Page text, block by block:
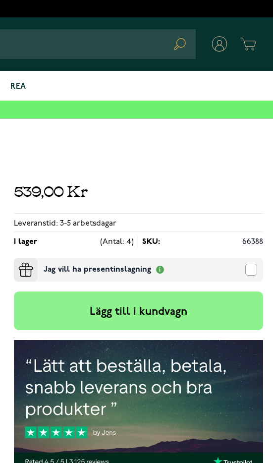
Search
REA
539,00 Kr
Leveranstid: 3-5 arbetsdagar
I lager (Antal: 4) SKU: 66388
Jag vill ha presentinslagning
Lägg till i kundvagn